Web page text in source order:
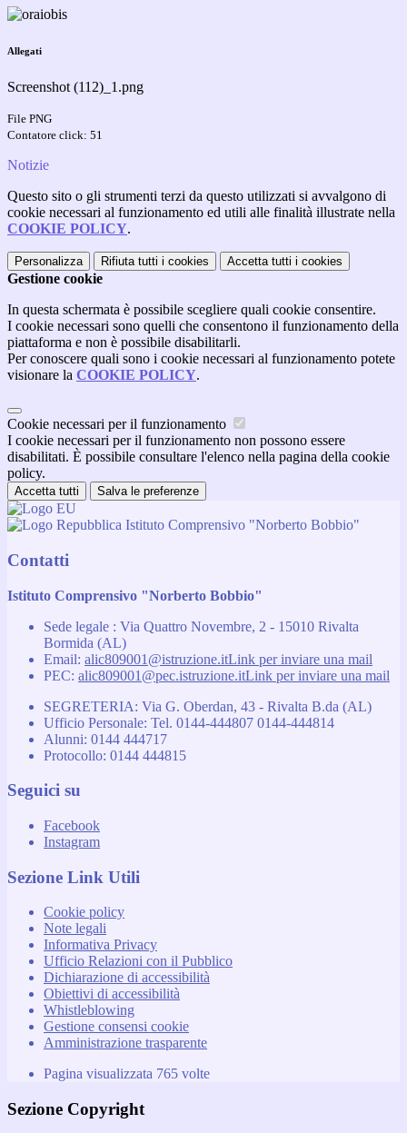
Allegati
Screenshot (112)_1.png
File PNG
Contatore click: 51
Notizie
Questo sito o gli strumenti terzi da questo utilizzati si avvalgono di
cookie necessari al funzionamento ed utili alle finalità illustrate nella
COOKIE POLICY.
Personalizza Rifiuta tutti i cookies Accetta tutti i cookies
Gestione cookie
In questa schermata è possibile scegliere quali cookie consentire.
I cookie necessari sono quelli che consentono il funzionamento della
piattaforma e non è possibile disabilitarli.
Per conoscere quali sono i cookie necessari al funzionamento potete
visionare la COOKIE POLICY.
Cookie necessari per il funzionamento
I cookie necessari per il funzionamento non possono essere
disabilitati. È possibile consultare l'elenco nella pagina della cookie
policy.
Accetta tutti Salva le preferenze
Istituto Comprensivo "Norberto Bobbio"
Contatti
Istituto Comprensivo "Norberto Bobbio"
Sede legale : Via Quattro Novembre, 2 - 15010 Rivalta
Bormida (AL)
Email: alic809001@istruzione.itLink per inviare una mail
PEC: alic809001@pec.istruzione.itLink per inviare una mail
SEGRETERIA: Via G. Oberdan, 43 - Rivalta B.da (AL)
Ufficio Personale: Tel. 0144-444807 0144-444814
Alunni: 0144 444717
Protocollo: 0144 444815
Seguici su
Facebook
Instagram
Sezione Link Utili
Cookie policy
Note legali
Informativa Privacy
Ufficio Relazioni con il Pubblico
Dichiarazione di accessibilità
Obiettivi di accessibilità
Whistleblowing
Gestione consensi cookie
Amministrazione trasparente
Pagina visualizzata 765 volte
Sezione Copyright